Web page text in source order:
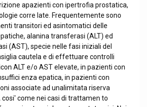
apazienti con ipertrofia prostatica,
corre late. Frequentemente sono
transitori ed asintomatici delle
alanina transferasi (ALT) ed
(AST), specie nelle fasi iniziali del
cautela e di effettuare controlli
ALT e/o AST elevate, in pazienti con
enza epatica, in pazienti con
associate ad unalimitata riserva
come nei casi di trattamen to